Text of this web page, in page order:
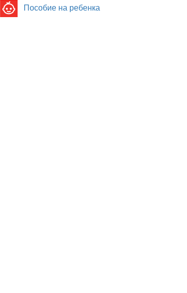
Пособие на ребенка